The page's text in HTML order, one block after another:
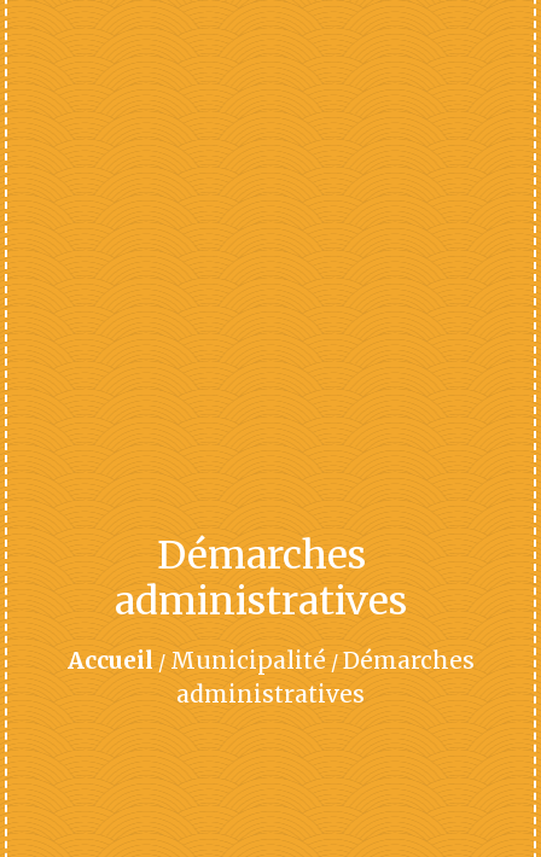
Démarches
administratives
Accueil / Municipalité / Démarches
administratives